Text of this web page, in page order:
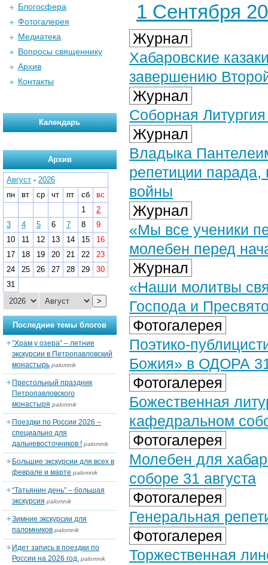
1 Сентября
Журнал
Хабаровские
завершению
Журнал
Соборная
Журнал
Владыка
репетиции
войны
Журнал
«Мы все ученики
молебен перед
Журнал
«Наши молитвы
Господа и
Фотогалерея
Поэтико-
Божия» в ОДОРА 31
Фотогалерея
Божественная
кафедральном
Фотогалерея
Молебен для
соборе 31 августа
Фотогалерея
Генеральная
Фотогалерея
Торжественная
Блогосфера
Фотогалерея
Медиатека
Вопросы священнику
Архив
Контакты
Календарь
Архив
Август - 2026
пн
вт ср чт пт сб
вс
1
2
3
4 5 6 7 8
9
10
11 12 13 14 15
16
17
18 19 20 21 22
23
24
25 26 27 28 29
30
31
>
Последние темы блогов
“Храм у озера” – летние
экскурсии в Петропавловский
монастырь palomnik
Престольный праздник
Петропавловского
монастыря palomnik
Поездки по России 2026 –
специально для
дальневосточников ! palomnik
Большие экскурсии для всех в
феврале и марте palomnik
“Татьянин день” – большая
экскурсия palomnik
Зимние экскурсии для
паломников palomnik
Идет запись в поездки по
России на 2026 год. palomnik